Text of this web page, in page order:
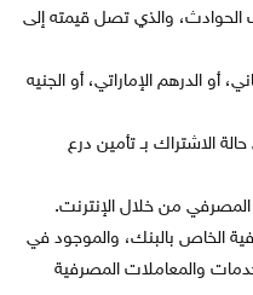
الحوادث، والذي تصل قيمته إلى
أو الدرهم الإماراتي، أو الجنيه
الاشتراك بـ تأمين درع
المصرفي من خلال الإنترنت.
الخاص بالبنك، والموجود في
والمعاملات المصرفية